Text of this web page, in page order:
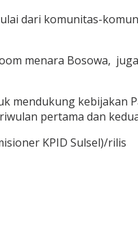
dari komunitas-
menara Bosowa,
mendukung kebijakan
pertama dan
KPID Sulsel)/rilis